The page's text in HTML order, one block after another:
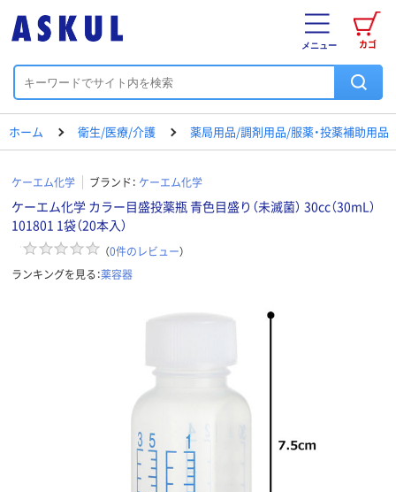
カゴ
メニュー
ホーム 衛生/医療/介護 薬局用品/調剤用品/服薬・投薬補助用品
ケーエム化学 ブランド： ケーエム化学
ケーエム化学 カラー目盛投薬瓶 青色目盛り（未滅菌） 30cc（30mL）
101801 1袋（20本入）
（0件のレビュー）
ランキングを見る：薬容器